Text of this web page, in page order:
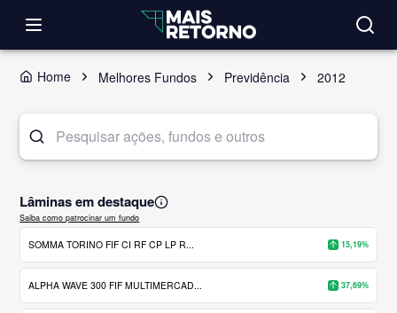
Home Melhores Fundos Previdência 2012
Lâminas em destaque
Saiba como patrocinar um fundo
SOMMA TORINO FIF CI RF CP LP R... 15,19%
ALPHA WAVE 300 FIF MULTIMERCAD... 37,69%